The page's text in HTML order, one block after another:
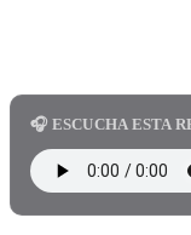
🎧 ESCUCHA ESTA